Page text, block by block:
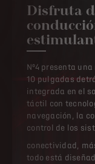
Disfruta
Nº4 presenta
10 pulgadas
integrada en el
táctil con
navegación, la
control de los
conectividad,
todo está